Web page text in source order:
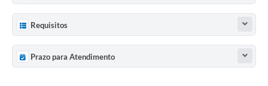
Requisitos
Prazo para Atendimento